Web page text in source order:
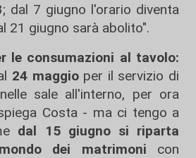
dal 7 giugno l'orario diventa
21 giugno sarà abolito".
le consumazioni al tavolo:
24 maggioper il servizio di
sale all'interno, per ora
Costa - ma ci tengo a
dal 15 giugno si riparta
dei matrimoni con